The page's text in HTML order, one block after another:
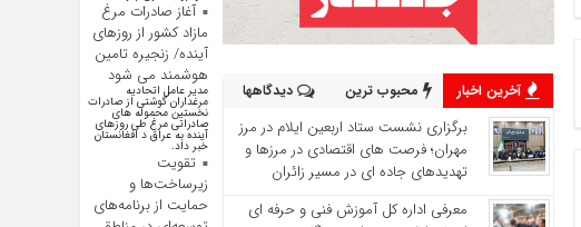
آخرین اخبار محبوب ترین دیدگاهها
برگزاری نشست ستاد اربعین ایلام در مرز
مهران؛ فرصت‌ های اقتصادی در مرزها و
تهدیدهای جاده‌ ای در مسیر زائران
معرفی اداره کل آموزش فنی و حرفه‌ ای
آغاز صادرات مرغ
مازاد کشور از روزهای
آینده/ زنجیره تامین
هوشمند می شود
مدیر عامل اتحادیه
مرغداران گوشتی از صادرات
نخستین محموله های
صادراتی مرغ طی روزهای
آینده به عراق د افغانستان
خبر داد.
تقویت
زیرساخت‌ها و
حمایت از برنامه‌های